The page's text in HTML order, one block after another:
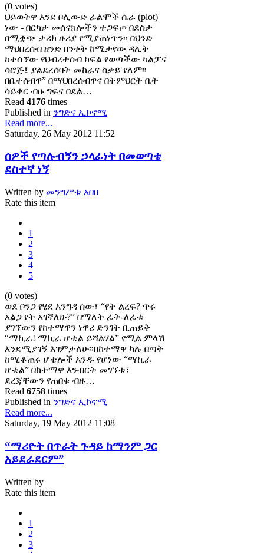
(0 votes)
ህይወትዋ እንደ ቦሊውድ ፊልሞች ሴራ (plot)
ነው - በርካታ መሰናክሎችን ተጋፍጦ በደስታ
በሚቋጭ ታሪክ ዙሪያ የሚያጠነጥን፡፡ በህንድ
ማህበረሰብ ዘንድ በንቀት ከሚታየው ዳሊት
ከተሰኘው የህብረተሰብ ክፍል የወጣችው ካልፓና
ሳሮጅ፤ ያልደረሰባት መከራና ስቃይ የለም፡፡
በቤተሰብዋ” በማህበረሰብዋና በትምህርት ቤት
ሳይቀር ብዙ ግፍና በደል…
Read 4176 times
Published in ንግድና ኢኮኖሚ
Read more...
Saturday, 26 May 2012 11:52
ሰዎች የጣሉብኝን ኃላፊነት በመወጣቴ
ደስተኛ ነኝ
Written by መንግሥቱ አበበ
Rate this item
1
2
3
4
5
(0 votes)
ወደ ቦንጋ የሄደ እንግዳ ሰው፣ “የት ልረፍ? ጥሩ
አልጋ የት አገኛለሁ?” በማለት ፊት-ለፊቱ
ያገኘውን የከተማዋን ነዋሪ ድንገት ቢጠይቅ
“ማኪራ! ማኪራ ሆቴል ይሻልሃል” የሚል ምላሽ
እንደሚያገኝ እገምታለሁ፡፡በከተማዋ ካሉ በጣት
ከሚቆጠሩ ሆቴሎች አንዱ የሆነው “ማኪራ
ሆቴል” በከተማዋ እንብርት መገኘቱ፣
ደረጃቸውን የጠበቁ ብዙ…
Read 6758 times
Published in ንግድና ኢኮኖሚ
Read more...
Saturday, 19 May 2012 11:08
“ማሪዮት በጥራት ጉዳይ ከማንም ጋር
አይደራደርም”
Written by
Rate this item
1
2
3